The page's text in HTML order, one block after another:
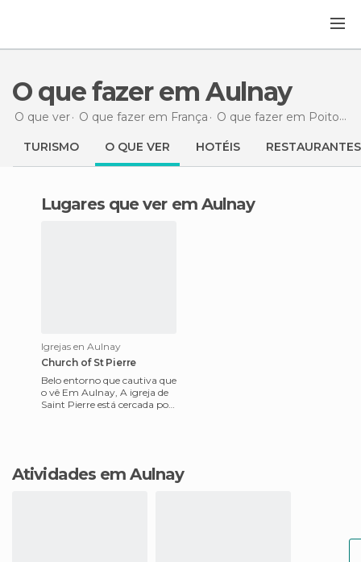
O que fazer em Aulnay
O que ver O que fazer em França O que fazer em Poitou-Charentes
TURISMO O QUE VER HOTÉIS RESTAURANTES
Lugares que ver em Aulnay
Igrejas en Aulnay
Church of St Pierre
Belo entorno que cautiva que
o vê Em Aulnay, A igreja de
Saint Pierre está cercada por
Atividades em Aulnay